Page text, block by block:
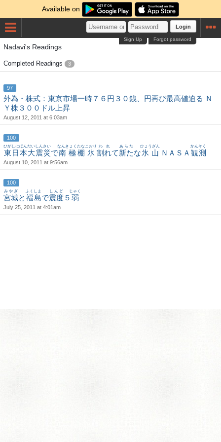
Available on
Login
Forgot password
Sign Up
Nadavi's Readings
Completed Readings 3
97
外為・株式：東京市場一時７６円３０銭、円再び最高値迫る Ｎ
Ｙ株３００ドル上昇
August 12, 2011 at 6:03am
100
東日本
ひがしにほん
大
だい
震災
しんさい
で南極
なんきょく
棚
たな
氷
こおり
割れ
われ
て新た
あらた
な氷山
ひょうざん
ＮＡＳＡ 観測
かんそく
August 10, 2011 at 9:56am
100
宮城
みやぎ
と 福島
ふくしま
で震度
しんど
５ 弱
じゃく
July 25, 2011 at 4:01am